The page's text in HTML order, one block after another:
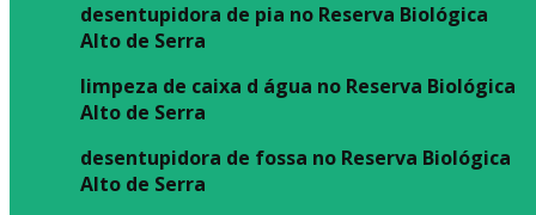
desentupidora de pia no Reserva Biológica
Alto de Serra
limpeza de caixa d água no Reserva Biológica
Alto de Serra
desentupidora de fossa no Reserva Biológica
Alto de Serra